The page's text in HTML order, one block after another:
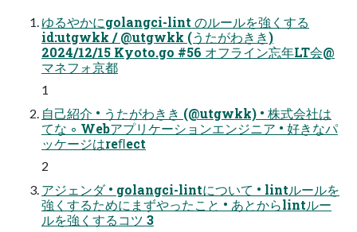
ゆるやかにgolangci-lint のルールを強くする
id:utgwkk / @utgwkk (うたがわきき)
2024/12/15 Kyoto.go #56 オフライン忘年LT会@
マネフォ京都
1
自己紹介 • うたがわきき (@utgwkk) • 株式会社は
てな ◦ Webアプリケーションエンジニア • 好きなパ
ッケージはreﬂect
2
アジェンダ • golangci-lintについて • lintルールを
強くするためにまずやったこと • あとからlintルー
ルを強くするコツ 3